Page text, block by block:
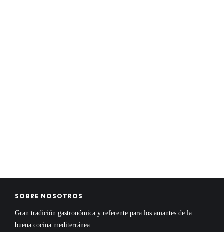
SOBRE NOSOTROS
Gran tradición gastronómica y referente para los amantes de la
buena cocina mediterránea.